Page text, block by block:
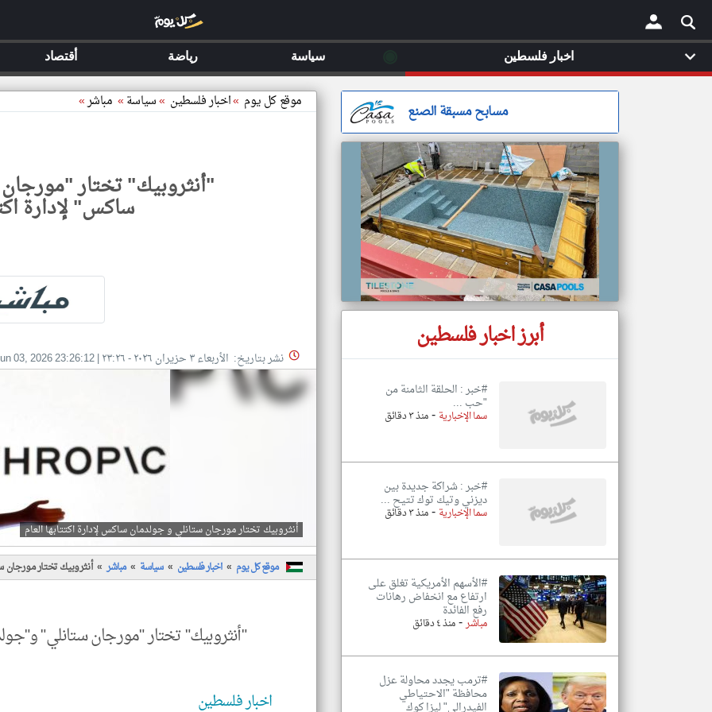
× موقع كل يوم »اخبار فلسطين »سياسة» مباشر»
"أنثروبيك" تختار
ساكس" لإدارة
نشر بتاريخ: الأربعاء ٣ حزيران ٢٠٢٦ - ٢٣:٢٦ |
03, 2026 23:26:12
أنثروبيك تختار مورجان ستانلي و جولدمان ساكس لإدارة اكتتابها العام
موقع كل يوم اخبار فلسطين سياسة مباشر أنثروبيك تختار مورجان
"أنثروبيك" تختار "مورجان ستانلي"
اخبار فلسطين
مسابح مسبقة الصنع
أبرز اخبار فلسطين
#خبر : الحلقة الثامنة من
"حب ...
سما الإخبارية -منذ ٣ دقائق
#خبر : شراكة جديدة بين
ديزني وتيك توك تتيح ...
سما الإخبارية -منذ ٣ دقائق
#الأسهم الأمريكية تغلق على
ارتفاع مع انخفاض رهانات
رفع الفائدة
مباشر-منذ ٤ دقائق
#ترمب يجدد محاولة عزل
محافظة "الاحتياطي
الفيدرالي" ليزا كوك
اخبار فلسطين سياسة رياضة أقتصاد